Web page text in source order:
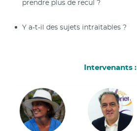
prendre plus de recul ?
Y a-t-il des sujets intraitables ?
Intervenants :